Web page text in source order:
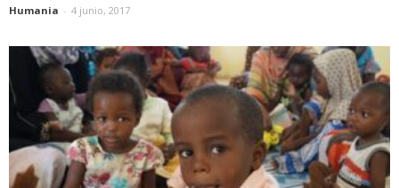
Humania - 4 junio, 2017